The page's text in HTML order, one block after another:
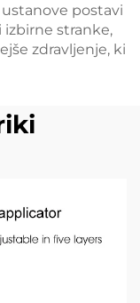
postavi
izbirne stranke,
zdravljenje, ki